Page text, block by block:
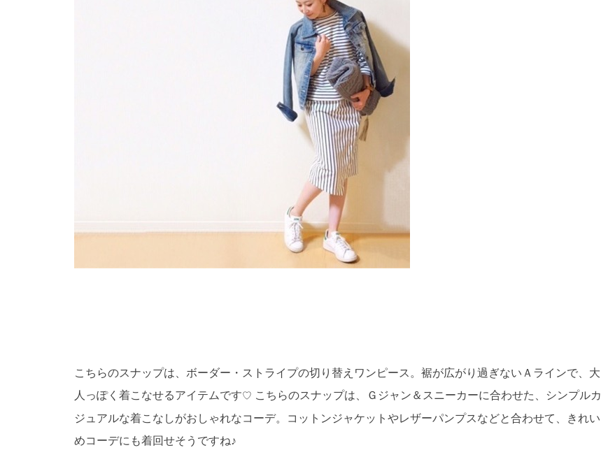
こちらのスナップは、ボーダー・ストライプの切り替えワンピース。裾が広がり過ぎないＡラインで、大
人っぽく着こなせるアイテムです♡ こちらのスナップは、Ｇジャン＆スニーカーに合わせた、シンプルカ
ジュアルな着こなしがおしゃれなコーデ。コットンジャケットやレザーパンプスなどと合わせて、きれい
めコーデにも着回せそうですね♪